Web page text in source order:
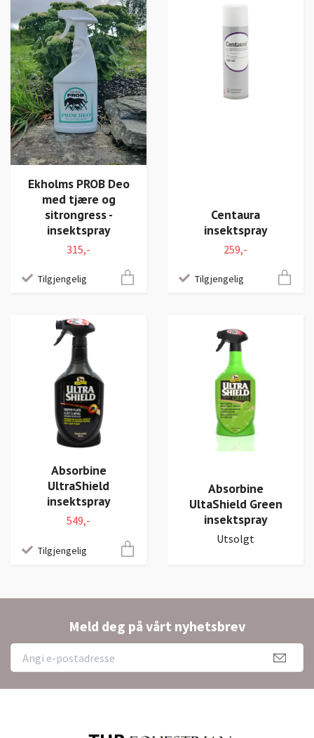
Ekholms PROB Deo
med tjære og
sitrongress -
insektspray
315,-
Tilgjengelig
Centaura
insektspray
259,-
Tilgjengelig
Absorbine
UltraShield
insektspray
549,-
Tilgjengelig
Absorbine
UltaShield Green
insektspray
Utsolgt
Meld deg på vårt nyhetsbrev